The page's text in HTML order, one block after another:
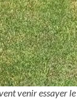
venir essayer